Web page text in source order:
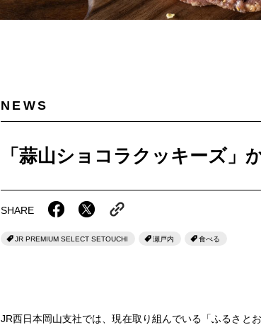
NEWS
「蒜山ショコラクッキーズ」
SHARE
JR PREMIUM SELECT SETOUCHI 瀬戸内 食べる
JR西日本岡山支社では、現在取り組んでいる「ふるさと